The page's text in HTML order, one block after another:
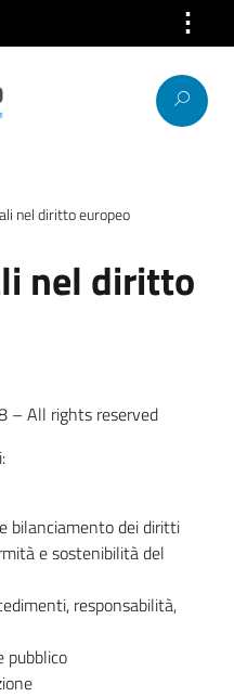
⋮
nel diritto europeo
nel diritto
– All rights reserved
bilanciamento dei diritti
e sostenibilità del
responsabilità,
pubblico